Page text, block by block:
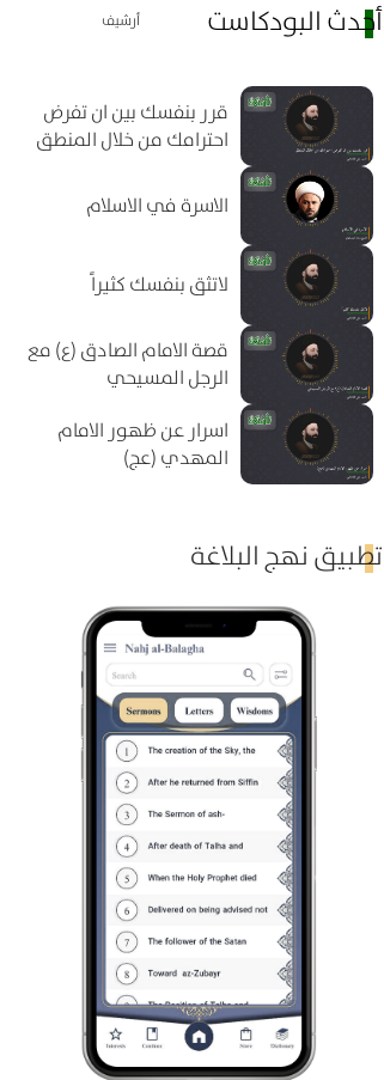
أحدث البودكاست أرشيف
قرر بنفسك بين ان تفرض
احترامك من خلال المنطق
الاسرة في الاسلام
لاتثق بنفسك كثيراً
قصة الامام الصادق (ع) مع
الرجل المسيحي
اسرار عن ظهور الامام
المهدي (عج)
تطبيق نهج البلاغة